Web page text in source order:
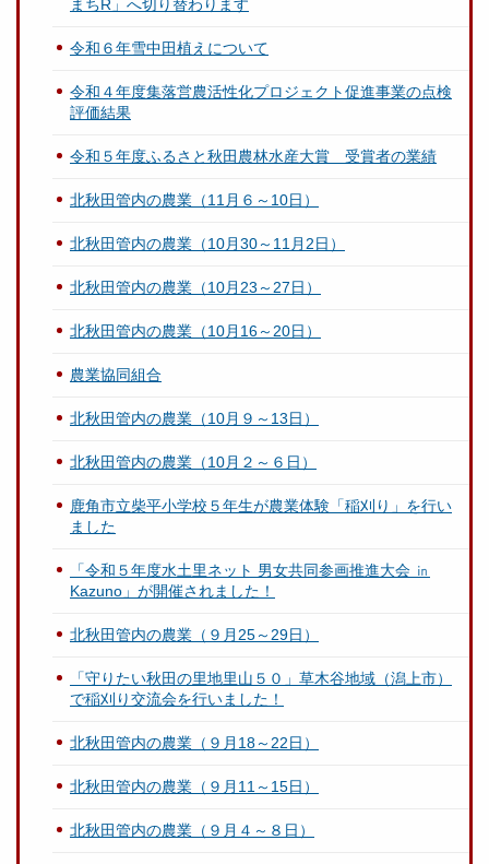
まちR」へ切り替わります
令和６年雪中田植えについて
令和４年度集落営農活性化プロジェクト促進事業の点検
評価結果
令和５年度ふるさと秋田農林水産大賞 受賞者の業績
北秋田管内の農業（11月６～10日）
北秋田管内の農業（10月30～11月2日）
北秋田管内の農業（10月23～27日）
北秋田管内の農業（10月16～20日）
農業協同組合
北秋田管内の農業（10月９～13日）
北秋田管内の農業（10月２～６日）
鹿角市立柴平小学校５年生が農業体験「稲刈り」を行い
ました
「令和５年度水土里ネット 男女共同参画推進大会 ㏌
Kazuno」が開催されました！
北秋田管内の農業（９月25～29日）
「守りたい秋田の里地里山５０」草木谷地域（潟上市）
で稲刈り交流会を行いました！
北秋田管内の農業（９月18～22日）
北秋田管内の農業（９月11～15日）
北秋田管内の農業（９月４～８日）